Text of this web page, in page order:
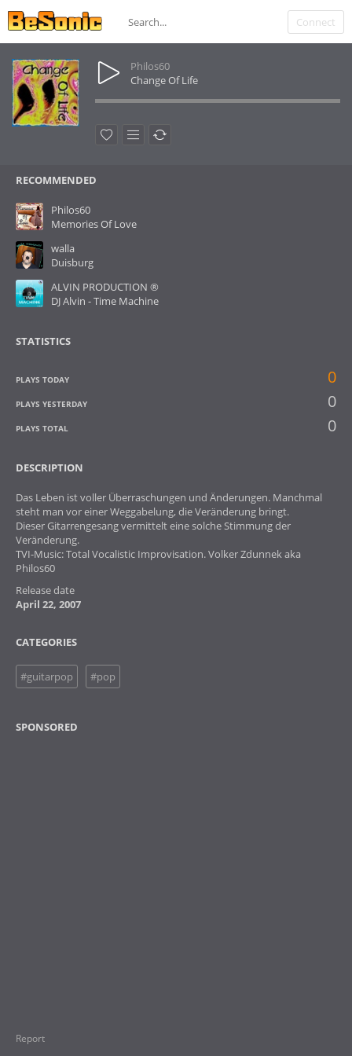
Connect
Philos60
Change Of Life
RECOMMENDED
Philos60
Memories Of Love
walla
Duisburg
ALVIN PRODUCTION ®
DJ Alvin - Time Machine
STATISTICS
PLAYS TODAY 0
PLAYS YESTERDAY 0
PLAYS TOTAL 0
DESCRIPTION
Das Leben ist voller Überraschungen und Änderungen. Manchmal
steht man vor einer Weggabelung, die Veränderung bringt.
Dieser Gitarrengesang vermittelt eine solche Stimmung der
Veränderung.
TVI-Music: Total Vocalistic Improvisation. Volker Zdunnek aka
Philos60
Release date
April 22, 2007
CATEGORIES
#guitarpop #pop
SPONSORED
Report